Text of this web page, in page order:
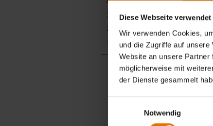
Diese Webseite
Wir verwenden Cookies,
und die Zugriffe auf
Website an unsere
möglicherweise mit
der Dienste gesammelt
Notwendig